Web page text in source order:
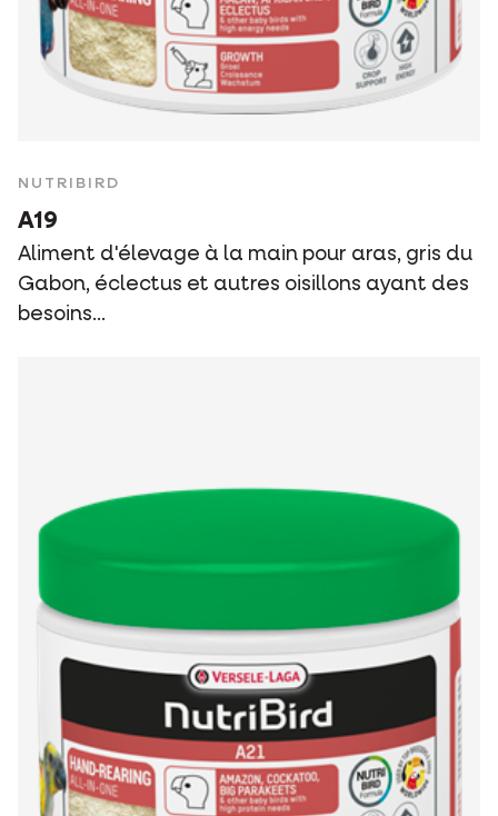
NUTRIBIRD
A19
Aliment d'élevage à la main pour aras, gris du
Gabon, éclectus et autres oisillons ayant des
besoins...